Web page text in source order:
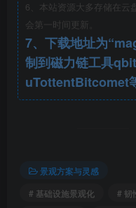
城市组织的微循环 ：
市组织的一部分。设
“渗透路径”，将周
空间。
6、本站资源大多存储在云
会第一时间更新。
7、下载地址为
制到磁力链工具
uTottentBitcomet
景观方案与灵感
# 基础设施景观化
# 韧